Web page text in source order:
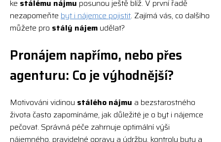
ke stálému nájmu posunou ještě blíž. V první řadě
nezapomeňte byt i nájemce pojistit. Zajímá vás, co dalšího
můžete pro stálý nájem udělat?
Pronájem napřímo, nebo přes
agenturu: Co je výhodnější?
Motivováni vidinou stálého nájmu a bezstarostného
života často zapomínáme, jak důležité je o byt i nájemce
pečovat. Správná péče zahrnuje optimální výši
nájemného, pravidelné opravy a údržbu, kontrolu bytu a